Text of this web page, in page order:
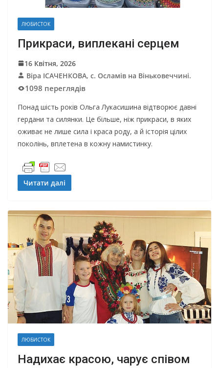
ЛЮБИСТОК
Прикраси, виплекані серцем
16 Квітня, 2026
Віра ІСАЧЕНКОВА, с. Осламів на Віньковеччині.
1098 переглядів
Понад шість років Ольга Лукасишина відтворює давні
гердани та силянки. Це більше, ніж прикраси, в яких
оживає не лише сила і краса роду, а й історія цілих
поколінь, вплетена в кожну намистинку.
Читати далі
ЛЮБИСТОК
Надихає красою, чарує співом